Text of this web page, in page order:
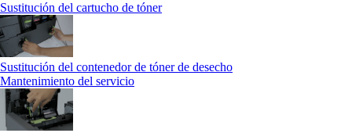
Sustitución del cartucho de tóner
Sustitución del contenedor de tóner de desecho
Mantenimiento del servicio